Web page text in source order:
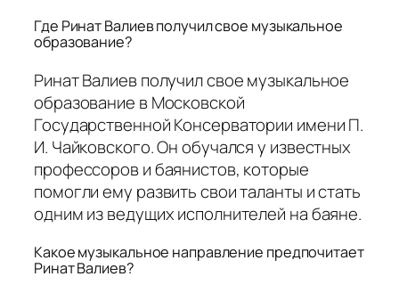
Где Ринат Валиев получил свое музыкальное
образование?
Ринат Валиев получил свое музыкальное
образование в Московской
Государственной Консерватории имени П.
И. Чайковского. Он обучался у известных
профессоров и баянистов, которые
помогли ему развить свои таланты и стать
одним из ведущих исполнителей на баяне.
Какое музыкальное направление предпочитает
Ринат Валиев?